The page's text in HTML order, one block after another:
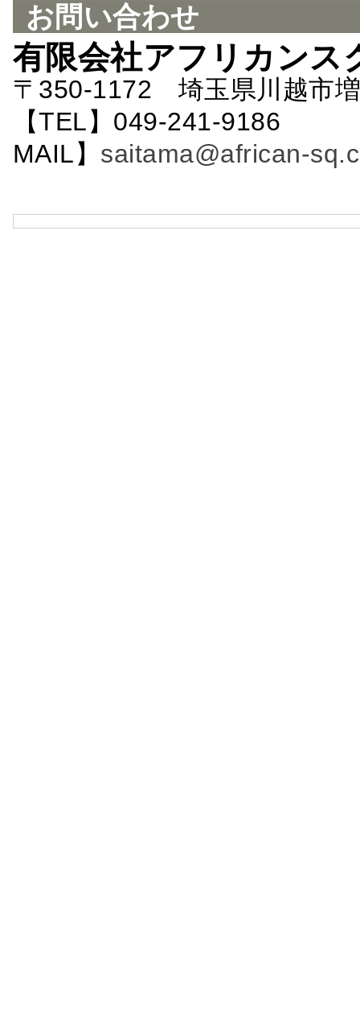
お問い合わせ
有限会社アフリカンス
〒350-1172 埼玉県川越市
【TEL】049-241-
MAIL】 saitama@african-